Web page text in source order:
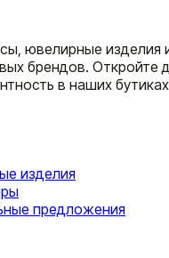
ювелирные изделия
брендов. Откройте
в наших
изделия
предложения